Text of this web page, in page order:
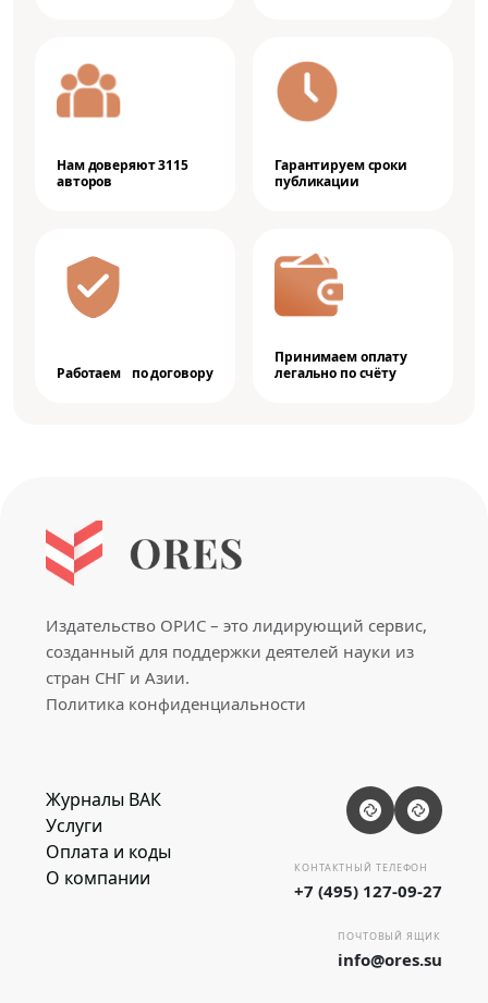
Нам доверяют 3115
авторов
Гарантируем сроки
публикации
Работаем по договору
Принимаем оплату
легально по счёту
Издательство ОРИС – это лидирующий сервис,
созданный для поддержки деятелей науки из
стран СНГ и Азии.
Политика конфиденциальности
Журналы ВАК
Услуги
Оплата и коды
О компании
КОНТАКТНЫЙ ТЕЛЕФОН
+7 (495) 127-09-27
ПОЧТОВЫЙ ЯЩИК
info@ores.su